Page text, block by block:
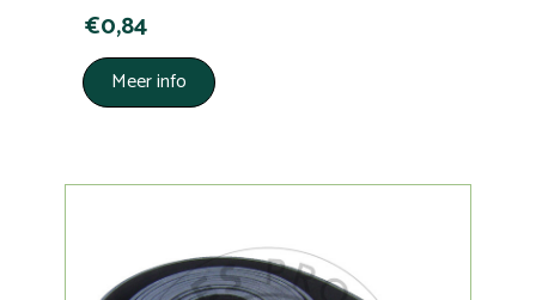
€0,84
Meer info